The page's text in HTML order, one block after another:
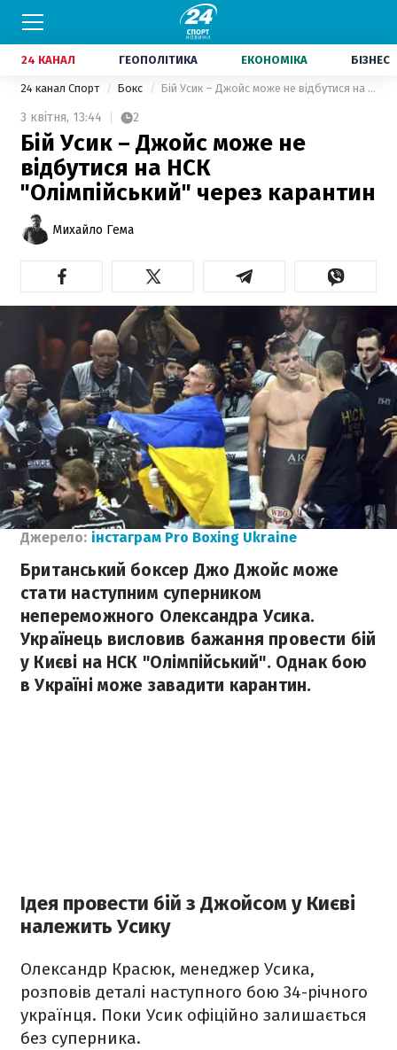
24 КАНАЛ ГЕОПОЛІТИКА ЕКОНОМІКА БІЗНЕС
24 канал Спорт Бокс Бій Усик – Джойс може не відбутися на НСК "Олімпійський" через карантин
3 квітня, 13:44 2
Бій Усик – Джойс може не
відбутися на НСК
"Олімпійський" через карантин
Михайло Гема
Джерело: інстаграм Pro Boxing Ukraine
Британський боксер Джо Джойс може
стати наступним суперником
непереможного Олександра Усика.
Українець висловив бажання провести бій
у Києві на НСК "Олімпійський". Однак бою
в Україні може завадити карантин.
Ідея провести бій з Джойсом у Києві
належить Усику
Олександр Красюк, менеджер Усика,
розповів деталі наступного бою 34-річного
українця. Поки Усик офіційно залишається
без суперника.